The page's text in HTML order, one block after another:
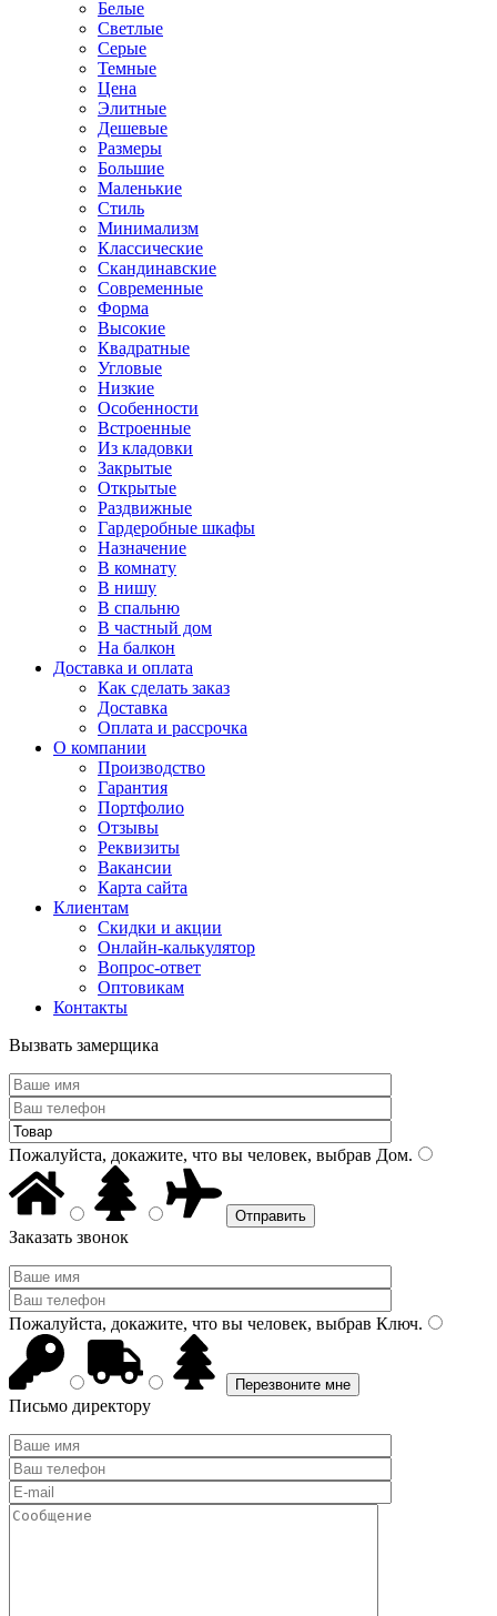
Белые
Светлые
Серые
Темные
Цена
Элитные
Дешевые
Размеры
Большие
Маленькие
Стиль
Минимализм
Классические
Скандинавские
Современные
Форма
Высокие
Квадратные
Угловые
Низкие
Особенности
Встроенные
Из кладовки
Закрытые
Открытые
Раздвижные
Гардеробные шкафы
Назначение
В комнату
В нишу
В спальню
В частный дом
На балкон
Доставка и оплата
Как сделать заказ
Доставка
Оплата и рассрочка
О компании
Производство
Гарантия
Портфолио
Отзывы
Реквизиты
Вакансии
Карта сайта
Клиентам
Скидки и акции
Онлайн-калькулятор
Вопрос-ответ
Оптовикам
Контакты
Вызвать замерщика
Пожалуйста, докажите, что вы человек, выбрав Дом.
Заказать звонок
Пожалуйста, докажите, что вы человек, выбрав Ключ.
Письмо директору